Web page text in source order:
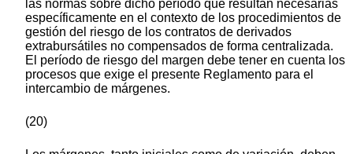
las normas sobre dicho período que resultan necesarias
específicamente en el contexto de los procedimientos de
gestión del riesgo de los contratos de derivados
extrabursátiles no compensados de forma centralizada.
El período de riesgo del margen debe tener en cuenta los
procesos que exige el presente Reglamento para el
intercambio de márgenes.
(20)